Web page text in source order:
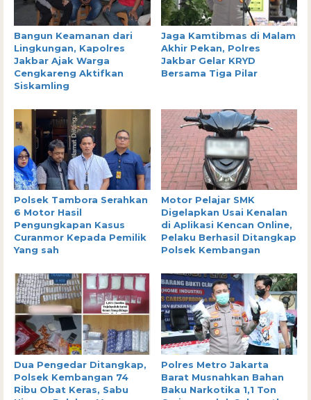
Bangun Keamanan dari
Lingkungan, Kapolres
Jakbar Ajak Warga
Cengkareng Aktifkan
Siskamling
Jaga Kamtibmas di Malam
Akhir Pekan, Polres
Jakbar Gelar KRYD
Bersama Tiga Pilar
Polsek Tambora Serahkan
6 Motor Hasil
Pengungkapan Kasus
Curanmor Kepada Pemilik
Yang sah
Motor Pelajar SMK
Digelapkan Usai Kenalan
di Aplikasi Kencan Online,
Pelaku Berhasil Ditangkap
Polsek Kembangan
Dua Pengedar Ditangkap,
Polsek Kembangan 74
Ribu Obat Keras, Sabu
Polres Metro Jakarta
Barat Musnahkan Bahan
Baku Narkotika 1,1 Ton